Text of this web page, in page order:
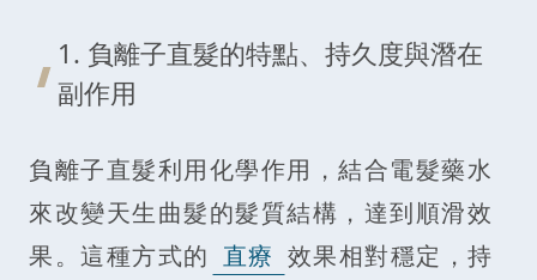
1. 負離子直髮的特點、持久度與潛在
副作用
負離子直髮利用化學作用，結合電髮藥水
來改變天生曲髮的髮質結構，達到順滑效
果。這種方式的 直療 效果相對穩定，持